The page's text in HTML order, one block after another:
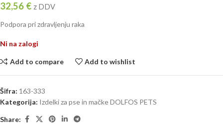
32,56 € z DDV
Podpora pri zdravljenju raka
Ni na zalogi
Add to compare Add to wishlist
Šifra: 163-333
Kategorija: Izdelki za pse in mačke DOLFOS PETS
Share: